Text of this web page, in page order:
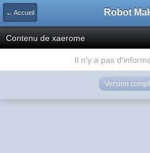
← Accueil Robot
Contenu de xaerome
Il n'y a pas
Version